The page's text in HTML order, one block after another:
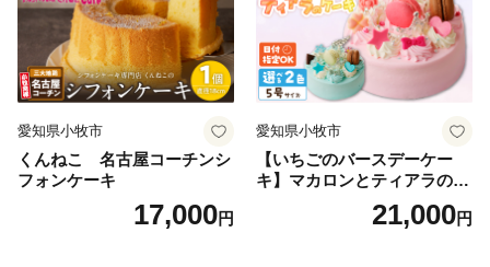
※返礼品の送付は、宇美町外にお住まいの方に限らせて
いただきます。
※特典商品の写真はイメージです。
愛知県小牧市
くんねこ 名古屋コーチンシ
フォンケーキ
17,000円
愛知県小牧市
【いちごのバースデーケー
キ】マカロンとティアラのケ
ーキ スイーツ 日時指定可 デ
ザート 洋菓子 お取り寄せ 愛
21,000円